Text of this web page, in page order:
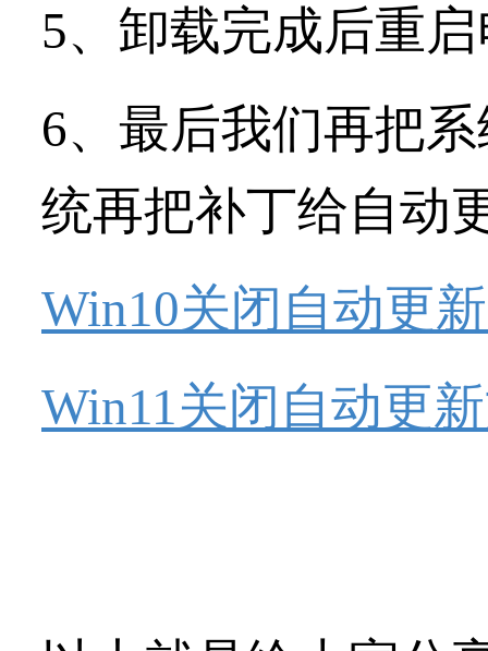
5、卸载完成后重
6、最后我们再把
统再把补丁给自动
Win10关闭自动更
Win11关闭自动更